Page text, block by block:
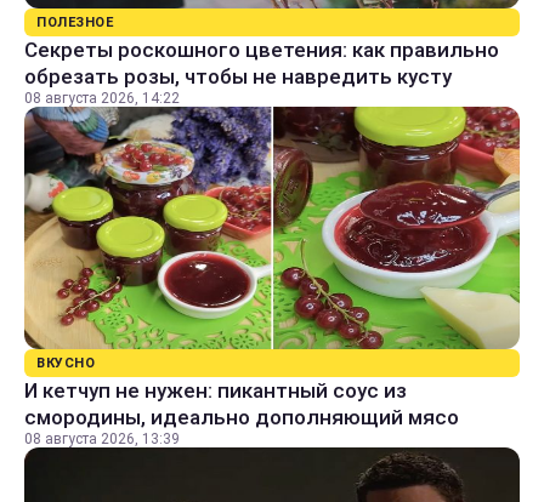
ПОЛЕЗНОЕ
Секреты роскошного цветения: как правильно
обрезать розы, чтобы не навредить кусту
08 августа 2026, 14:22
ВКУСНО
И кетчуп не нужен: пикантный соус из
смородины, идеально дополняющий мясо
08 августа 2026, 13:39